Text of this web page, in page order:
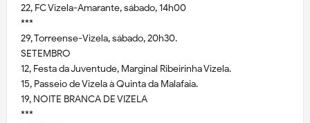
22, FC Vizela-Amarante, sábado, 14h00
***
29, Torreense-Vizela, sábado, 20h30.
SETEMBRO
12, Festa da Juventude, Marginal Ribeirinha Vizela.
15, Passeio de Vizela à Quinta da Malafaia.
19, NOITE BRANCA DE VIZELA
***